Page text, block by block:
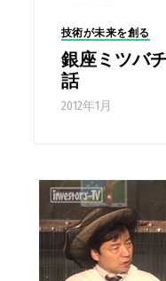
技術が未来を創る
銀座ミツバ
話
2012年1月